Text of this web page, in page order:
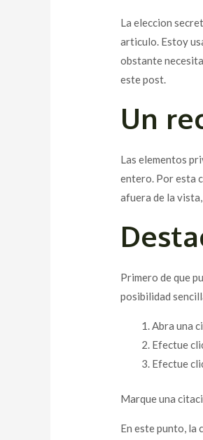
La eleccion
articulo. Estoy
obstante
este post.
Un
Las elementos
entero. Por esta
afuera de la
Primero de que
posibilidad
Abra una
Efectue
Efectue
Marque una
En este punto, la